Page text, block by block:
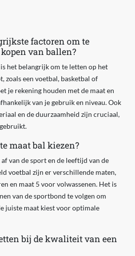
factoren om te
van ballen?
het belangrijk om te letten op het
zoals een voetbal, basketbal of
je rekening houden met de maat en
van je gebruik en niveau. Ook
en de duurzaamheid zijn cruciaal,
maat bal kiezen?
van de sport en de leeftijd van de
voetbal zijn er verschillende maten,
en maat 5 voor volwassenen. Het is
van de sportbond te volgen om
juiste maat kiest voor optimale
bij de kwaliteit van een